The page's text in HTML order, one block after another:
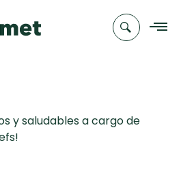
Chefs
y saludables a cargo de